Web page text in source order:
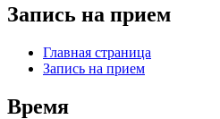
Запись на прием
Главная страница
Запись на прием
Время